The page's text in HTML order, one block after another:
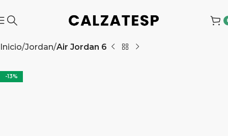
Inicio Jordan Air Jordan 6
-13%